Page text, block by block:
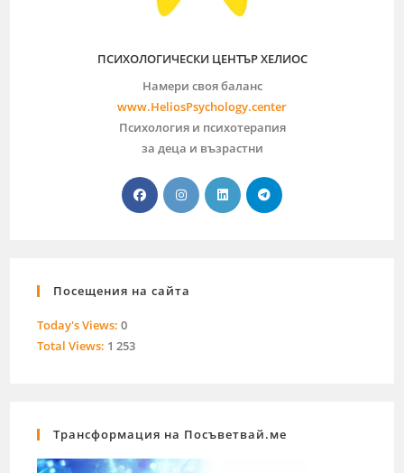
ПСИХОЛОГИЧЕСКИ ЦЕНТЪР ХЕЛИОС
Намери своя баланс
www.HeliosPsychology.center
Психология и психотерапия
за деца и възрастни
Посещения на сайта
Today's Views:0
Total Views: 1 253
Трансформация на Посъветвай.ме